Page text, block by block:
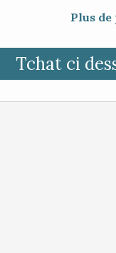
Plus
Tchat ci